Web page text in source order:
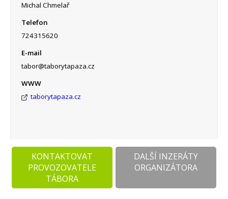
Michal Chmelař
Telefon
724315620
E-mail
tabor@taborytapaza.cz
WWW
taborytapaza.cz
KONTAKTOVAT
PROVOZOVATELE
TÁBORA
DALŠÍ INZERÁTY
ORGANIZÁTORA